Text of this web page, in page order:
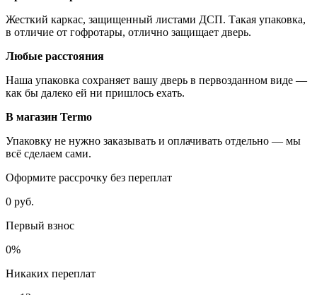
Жесткий каркас, защищенный листами ДСП. Такая упаковка,
в отличие от гофротары, отлично защищает дверь.
Любые расстояния
Наша упаковка сохраняет вашу дверь в первозданном виде —
как бы далеко ей ни пришлось ехать.
В магазин Termo
Упаковку не нужно заказывать и оплачивать отдельно — мы
всё сделаем сами.
Оформите рассрочку без переплат
0 руб.
Первый взнос
0%
Никаких переплат